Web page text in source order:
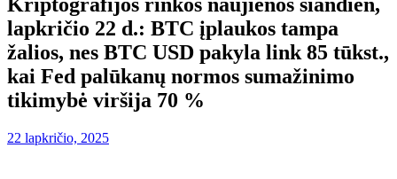
lapkričio 22 d.: BTC įplaukos tampa
žalios, nes BTC USD pakyla link 85 tūkst.,
kai Fed palūkanų normos sumažinimo
tikimybė viršija 70 %
22 lapkričio, 2025